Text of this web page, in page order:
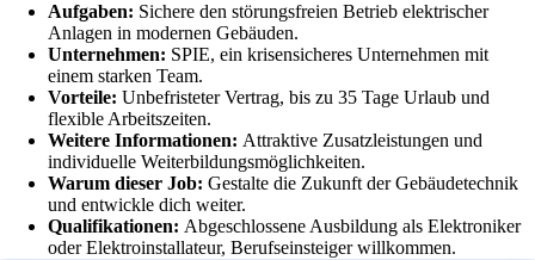
Aufgaben: Sichere den störungsfreien Betrieb elektrischer
Anlagen in modernen Gebäuden.
Unternehmen: SPIE, ein krisensicheres Unternehmen mit
einem starken Team.
Vorteile: Unbefristeter Vertrag, bis zu 35 Tage Urlaub und
flexible Arbeitszeiten.
Weitere Informationen: Attraktive Zusatzleistungen und
individuelle Weiterbildungsmöglichkeiten.
Warum dieser Job: Gestalte die Zukunft der Gebäudetechnik
und entwickle dich weiter.
Qualifikationen: Abgeschlossene Ausbildung als Elektroniker
oder Elektroinstallateur, Berufseinsteiger willkommen.